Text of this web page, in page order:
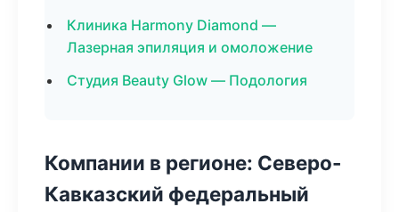
Клиника Harmony Diamond —
Лазерная эпиляция и омоложение
Студия Beauty Glow — Подология
Компании в регионе: Северо-
Кавказский федеральный